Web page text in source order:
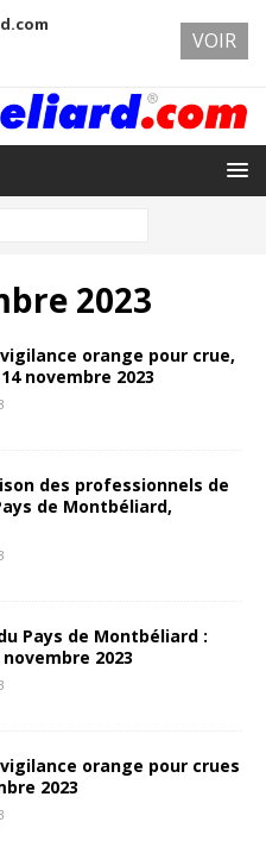
2023
orange pour crue,
novembre 2023
des professionnels de
de Montbéliard,
Pays de Montbéliard :
2023
orange pour crues
2023
VOIR